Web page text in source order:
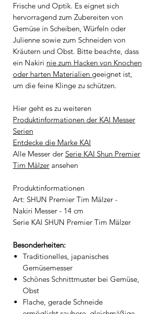
Frische und Optik. Es eignet sich
hervorragend zum Zubereiten von
Gemüse in Scheiben, Würfeln oder
Julienne sowie zum Schneiden von
Kräutern und Obst. Bitte beachte, dass
ein Nakiri nie zum Hacken von Knochen
oder harten Materialien geeignet ist,
um die feine Klinge zu schützen.
Hier geht es zu weiteren
Produktinformationen der KAI Messer
Serien
Entdecke die Marke KAI
Alle Messer der Serie KAI Shun Premier
Tim Mälzer ansehen
Produktinformationen
Art: SHUN Premier Tim Mälzer -
Nakiri Messer - 14 cm
Serie KAI SHUN Premier Tim Mälzer
Besonderheiten:
Traditionelles, japanisches
Gemüsemesser
Schönes Schnittmuster bei Gemüse,
Obst
Flache, gerade Schneide